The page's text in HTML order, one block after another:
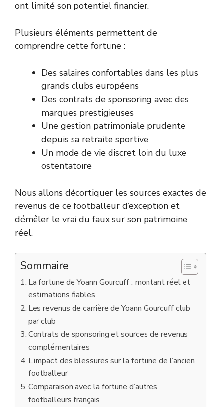
ont limité son potentiel financier.
Plusieurs éléments permettent de
comprendre cette fortune :
Des salaires confortables dans les plus
grands clubs européens
Des contrats de sponsoring avec des
marques prestigieuses
Une gestion patrimoniale prudente
depuis sa retraite sportive
Un mode de vie discret loin du luxe
ostentatoire
Nous allons décortiquer les sources exactes de
revenus de ce footballeur d’exception et
démêler le vrai du faux sur son patrimoine
réel.
Sommaire
La fortune de Yoann Gourcuff : montant réel et
estimations fiables
Les revenus de carrière de Yoann Gourcuff club
par club
Contrats de sponsoring et sources de revenus
complémentaires
L’impact des blessures sur la fortune de l’ancien
footballeur
Comparaison avec la fortune d’autres
footballeurs français